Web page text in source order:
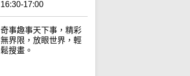
16:30-17:00
奇事趣事天下事，精彩
無界限，放眼世界，輕
鬆搜畫。